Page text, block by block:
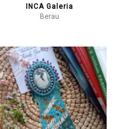
INCA Galeria
Berau